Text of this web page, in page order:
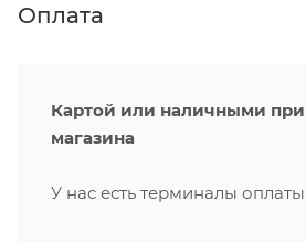
Оплата
Картой или наличными
магазина
У нас есть терминалы